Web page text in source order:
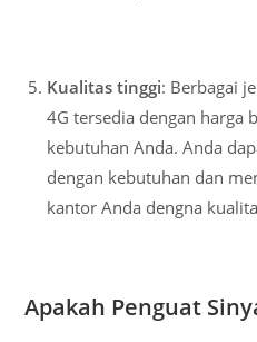
Kualitas tinggi: Berbagai
4G tersedia dengan harga
kebutuhan Anda. Anda
dengan kebutuhan dan
kantor Anda dengna
Apakah Penguat